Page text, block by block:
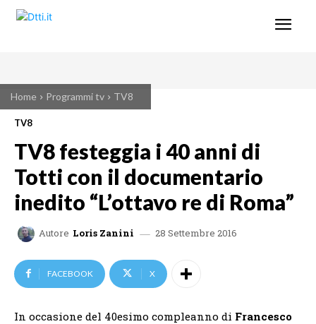
Home Programmi tv TV8
TV8
TV8 festeggia i 40 anni di
Totti con il documentario
inedito “L’ottavo re di Roma”
Autore Loris Zanini 28 Settembre 2016
FACEBOOK X
In occasione del 40esimo compleanno di Francesco